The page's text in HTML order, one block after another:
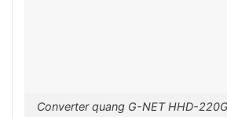
Converter quang G-NET HHD-